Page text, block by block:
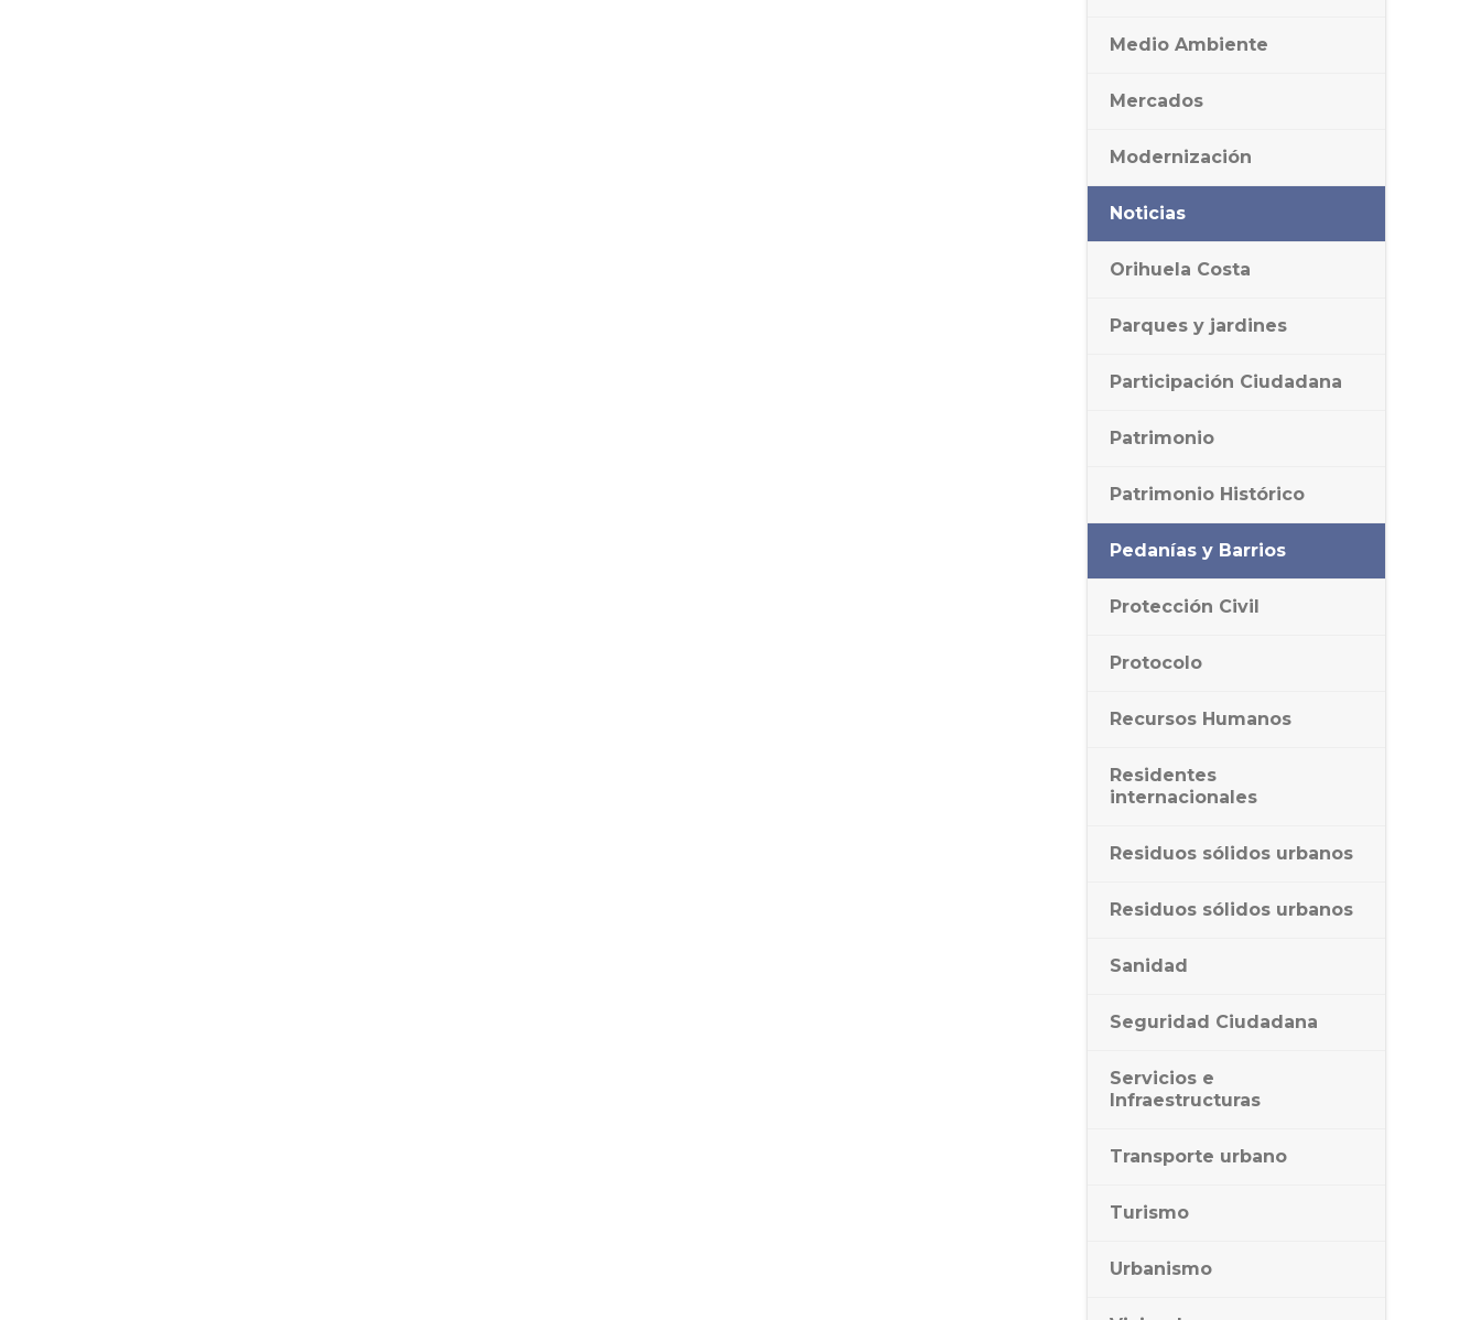
Medio Ambiente
Mercados
Modernización
Noticias
Orihuela Costa
Parques y jardines
Participación Ciudadana
Patrimonio
Patrimonio Histórico
Pedanías y Barrios
Protección Civil
Protocolo
Recursos Humanos
Residentes
internacionales
Residuos sólidos urbanos
Residuos sólidos urbanos
Sanidad
Seguridad Ciudadana
Servicios e
Infraestructuras
Transporte urbano
Turismo
Urbanismo